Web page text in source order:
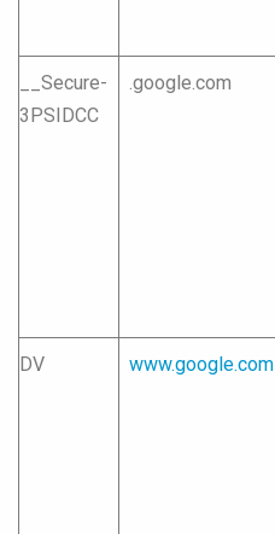
__Secure-
3PSIDCC
.google.com
DV www.google.com